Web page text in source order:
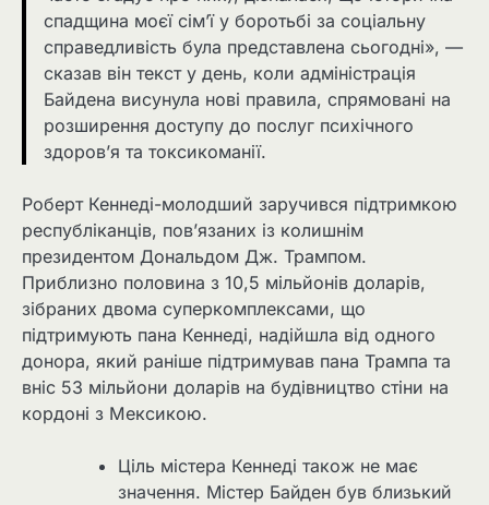
спадщина моєї сім’ї у боротьбі за соціальну
справедливість була представлена сьогодні», —
сказав він текст у день, коли адміністрація
Байдена висунула нові правила, спрямовані на
розширення доступу до послуг психічного
здоров’я та токсикоманії.
Роберт Кеннеді-молодший заручився підтримкою
республіканців, пов’язаних із колишнім
президентом Дональдом Дж. Трампом.
Приблизно половина з 10,5 мільйонів доларів,
зібраних двома суперкомплексами, що
підтримують пана Кеннеді, надійшла від одного
донора, який раніше підтримував пана Трампа та
вніс 53 мільйони доларів на будівництво стіни на
кордоні з Мексикою.
Ціль містера Кеннеді також не має
значення. Містер Байден був близький